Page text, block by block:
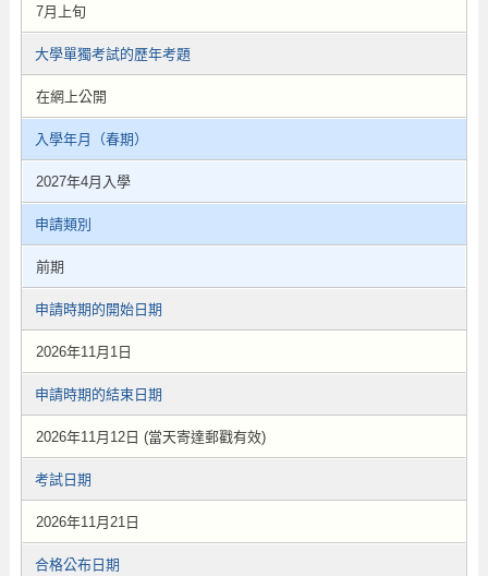
7月上旬
大學單獨考試的歷年考題
在網上公開
入學年月（春期）
2027年4月入學
申請類別
前期
申請時期的開始日期
2026年11月1日
申請時期的結束日期
2026年11月12日 (當天寄達郵戳有效)
考試日期
2026年11月21日
合格公布日期